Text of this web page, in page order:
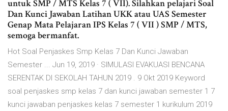
untuk SMP / MTS Kelas 7 ( VII). Silahkan pelajari Soal
Dan Kunci Jawaban Latihan UKK atau UAS Semester
Genap Mata Pelajaran IPS Kelas 7 ( VII ) SMP / MTS,
semoga bermanfat.
Hot Soal Penjaskes Smp Kelas 7 Dan Kunci Jawaban
Semester ... Jun 19, 2019 · SIMULASI EVAKUASI BENCANA
SERENTAK DI SEKOLAH TAHUN 2019 . 9 Okt 2019 Keyword
soal penjaskes smp kelas 7 dan kunci jawaban semester 1 7
kunci jawaban penjaskes kelas 7 semester 1 kurikulum 2019